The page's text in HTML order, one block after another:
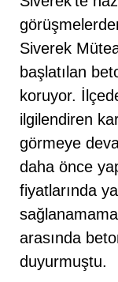
Siverek
başlatılan
koruyor.
ilgilendiren
görmeye
daha önce
fiyatlarında
arasında
duyurmuştu.